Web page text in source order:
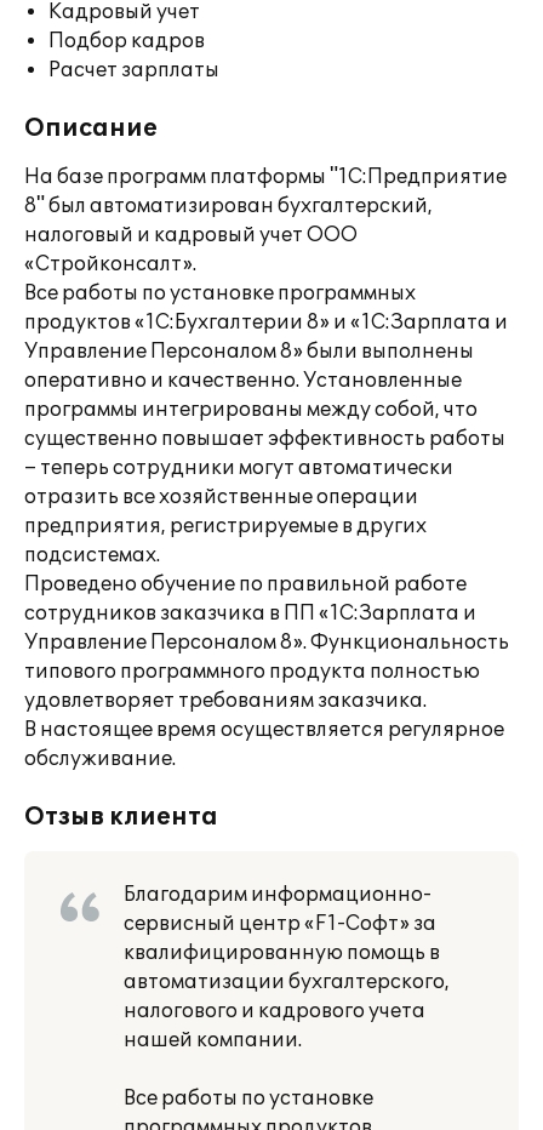
Кадровый учет
Подбор кадров
Расчет зарплаты
Описание
На базе программ платформы "1С:Предприятие
8" был автоматизирован бухгалтерский,
налоговый и кадровый учет ООО
«Стройконсалт».
Все работы по установке программных
продуктов «1С:Бухгалтерии 8» и «1С:Зарплата и
Управление Персоналом 8» были выполнены
оперативно и качественно. Установленные
программы интегрированы между собой, что
существенно повышает эффективность работы
– теперь сотрудники могут автоматически
отразить все хозяйственные операции
предприятия, регистрируемые в других
подсистемах.
Проведено обучение по правильной работе
сотрудников заказчика в ПП «1С:Зарплата и
Управление Персоналом 8». Функциональность
типового программного продукта полностью
удовлетворяет требованиям заказчика.
В настоящее время осуществляется регулярное
обслуживание.
Отзыв клиента
Благодарим информационно-
сервисный центр «F1-Софт» за
квалифицированную помощь в
автоматизации бухгалтерского,
налогового и кадрового учета
нашей компании.
Все работы по установке